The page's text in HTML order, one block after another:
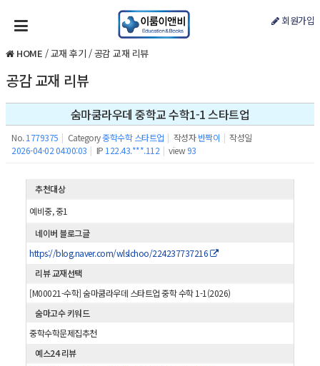
회원가입
HOME /교재 후기 /공감 교재 리뷰
공감 교재 리뷰
숨마쿰라우데 중학교 수학1-1 스타트업
No. 1779375 | Category중학수학 스타트업 | 작성자 반짝이 | 작성일
2026-04-02 04:00:03 | IP 122.43.***.112 | view 93
추천대상
예비중, 중1
네이버 블로그글
https://blog.naver.com/wlslchoo/224237737216
리뷰 교재선택
[M00021-수학] 숨마쿰라우데 스타트업 중학 수학 1-1(2026)
숨마고수 키워드
중학수학문제집추천
예스24 리뷰